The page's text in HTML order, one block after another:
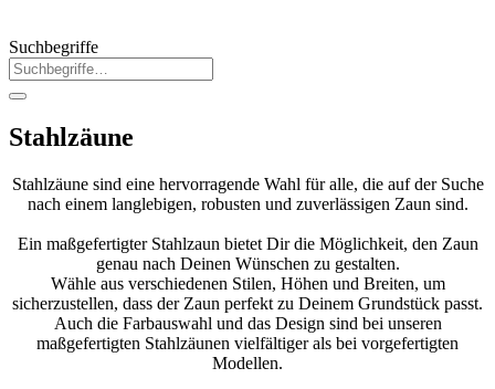
Suchbegriffe
Stahlzäune
Stahlzäune sind eine hervorragende Wahl für alle, die auf der Suche
nach einem langlebigen, robusten und zuverlässigen Zaun sind.
Ein maßgefertigter Stahlzaun bietet Dir die Möglichkeit, den Zaun
genau nach Deinen Wünschen zu gestalten.
Wähle aus verschiedenen Stilen, Höhen und Breiten, um
sicherzustellen, dass der Zaun perfekt zu Deinem Grundstück passt.
Auch die Farbauswahl und das Design sind bei unseren
maßgefertigten Stahlzäunen vielfältiger als bei vorgefertigten
Modellen.